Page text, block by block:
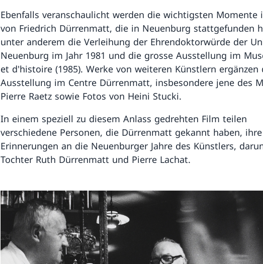
Ebenfalls veranschaulicht werden die wichtigsten Momente
von Friedrich Dürrenmatt, die in Neuenburg stattgefunden
unter anderem die Verleihung der Ehrendoktorwürde der
Neuenburg im Jahr 1981 und die grosse Ausstellung im
et d'histoire (1985). Werke von weiteren Künstlern ergänzen
Ausstellung im Centre Dürrenmatt, insbesondere jene des
Pierre Raetz sowie Fotos von Heini Stucki.
In einem speziell zu diesem Anlass gedrehten Film teilen
verschiedene Personen, die Dürrenmatt gekannt haben, ihre
Erinnerungen an die Neuenburger Jahre des Künstlers,
Tochter Ruth Dürrenmatt und Pierre Lachat.